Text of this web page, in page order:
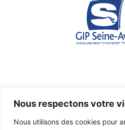
Nous respectons votre
Nous utilisons des cookies pour
Espace des marégraphes -
ROUEN
07 45 03